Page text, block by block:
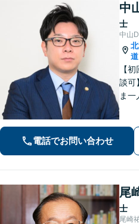
中
士
中山
道
【
談可
ま一
度
決
電話でお問い合わせ
尾
士
尾崎